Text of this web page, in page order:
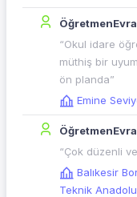
“Okul idare
müthiş bir
ön planda”
Emine
“Çok düzenli
Balıkesir
Teknik